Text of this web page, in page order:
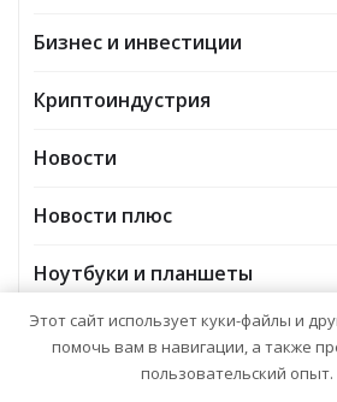
Бизнес и инвестиции
Криптоиндустрия
Новости
Новости плюс
Ноутбуки и планшеты
Этот сайт использует куки-файлы и
помочь вам в навигации, а также
пользовательский опыт.